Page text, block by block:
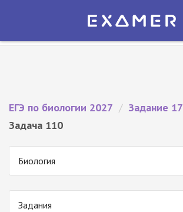
Экзамер — ЕГЭ 2027
ЕГЭ по биологии 2027 / Задание 17
Задача 110
Биология
Задания